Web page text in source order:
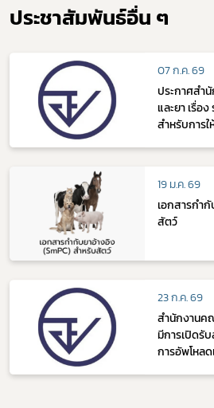
ประชาสัมพันธ์อื่น ๆ
07 ก.ค. 69
ประกาศสำ
และยา เรื่อ
สำหรับการ
19 ม.ค. 69
เอกสารกำ
สัตว์
23 ก.ค. 69
สำนักงานค
มีการเปิดรั
การอัพโหล